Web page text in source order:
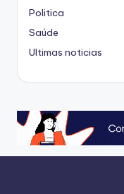
Politica
Saúde
Ultimas noticias